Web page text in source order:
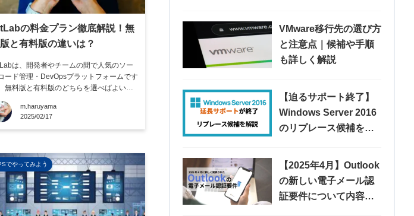
の料金プラン徹底解説！無
と有料版の違いは？
は、開発者やチームの間で人気のソー
ード管理・DevOpsプラットフォームです
無料版と有料版のどちらを選べばよいの
迷う方も多いのではないでしょうか。 本記
は、GitLabの料金プランを徹底解説し、
的な違いや選び方を解説します。 無料版
用できる基本的な機能から、有料版なら
m.haruyama
2025/02/17
でやってみよう
VMware移行先の選び方
と注意点｜候補や手順
も詳しく解説
【迫るサポート終了】
Windows Server 2016
のリプレース候補を紹
【2025年4月】Outlook
の新しい電子メール認
証要件について内容や